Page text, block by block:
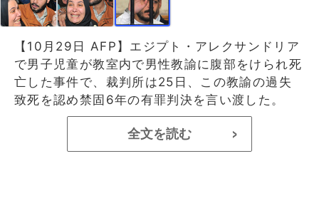
【10月29日 AFP】エジプト・アレクサンドリア
で男子児童が教室内で男性教諭に腹部をけられ死
亡した事件で、裁判所は25日、この教諭の過失
致死を認め禁固6年の有罪判決を言い渡した。
全文を読む >